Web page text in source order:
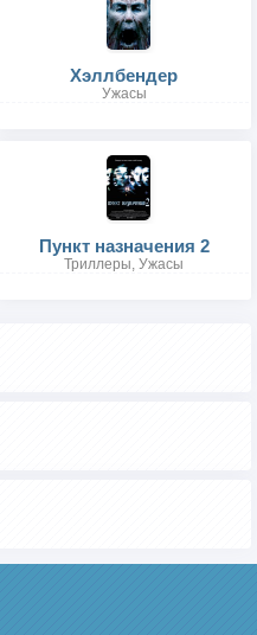
Хэллбендер
Ужасы
Пункт назначения 2
Триллеры, Ужасы